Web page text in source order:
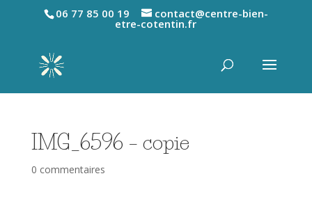
06 77 85 00 19 contact@centre-bien-
etre-cotentin.fr
IMG_6596 – copie
0 commentaires